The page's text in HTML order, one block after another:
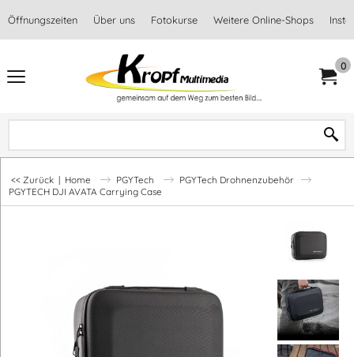
Öffnungszeiten Über uns Fotokurse Weitere Online-Shops
0
<< Zurück | Home PGYTech
PGYTech Drohnenzubehör
PGYTECH DJI AVATA Carrying Case